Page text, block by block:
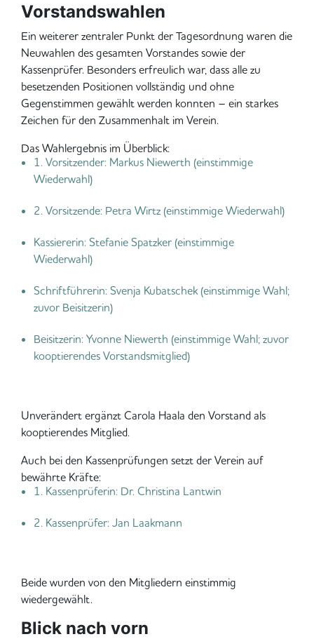
Vorstandswahlen
Ein weiterer zentraler Punkt der Tagesordnung waren die
Neuwahlen des gesamten Vorstandes sowie der
Kassenprüfer. Besonders erfreulich war, dass alle zu
besetzenden Positionen vollständig und ohne
Gegenstimmen gewählt werden konnten – ein starkes
Zeichen für den Zusammenhalt im Verein.
Das Wahlergebnis im Überblick:
1. Vorsitzender: Markus Niewerth (einstimmige
Wiederwahl)
2. Vorsitzende: Petra Wirtz (einstimmige Wiederwahl)
Kassiererin: Stefanie Spatzker (einstimmige
Wiederwahl)
Schriftführerin: Svenja Kubatschek (einstimmige Wahl;
zuvor Beisitzerin)
Beisitzerin: Yvonne Niewerth (einstimmige Wahl; zuvor
kooptierendes Vorstandsmitglied)
Unverändert ergänzt Carola Haala den Vorstand als
kooptierendes Mitglied.
Auch bei den Kassenprüfungen setzt der Verein auf
bewährte Kräfte:
1. Kassenprüferin: Dr. Christina Lantwin
2. Kassenprüfer: Jan Laakmann
Beide wurden von den Mitgliedern einstimmig
wiedergewählt.
Blick nach vorn